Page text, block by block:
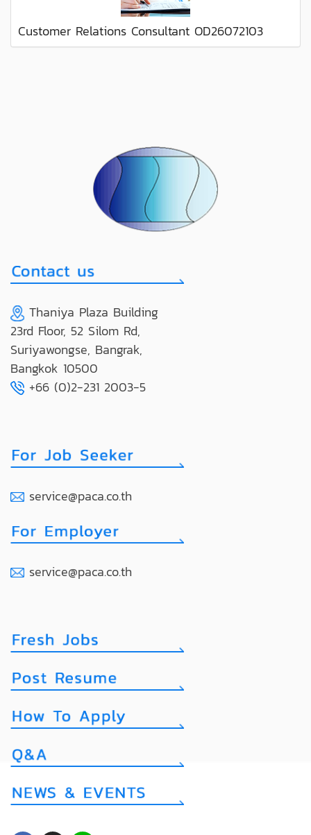
Customer Relations Consultant OD26072103
Thaniya Plaza Building
23rd Floor, 52 Silom Rd,
Suriyawongse, Bangrak,
Bangkok 10500
+66 (0)2-231 2003-5
service@paca.co.th
service@paca.co.th